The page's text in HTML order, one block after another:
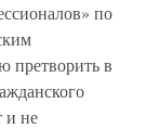
по
претворить в
и не